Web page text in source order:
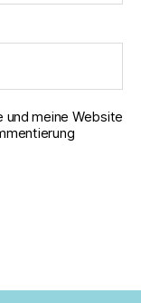
und meine Website